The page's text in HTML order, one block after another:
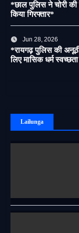
*छाल पुलिस ने चोरी की
किया गिरफ्तार*
Jun 28, 2026
*रायगढ़ पुलिस की
लिए मासिक धर्म
Lailunga